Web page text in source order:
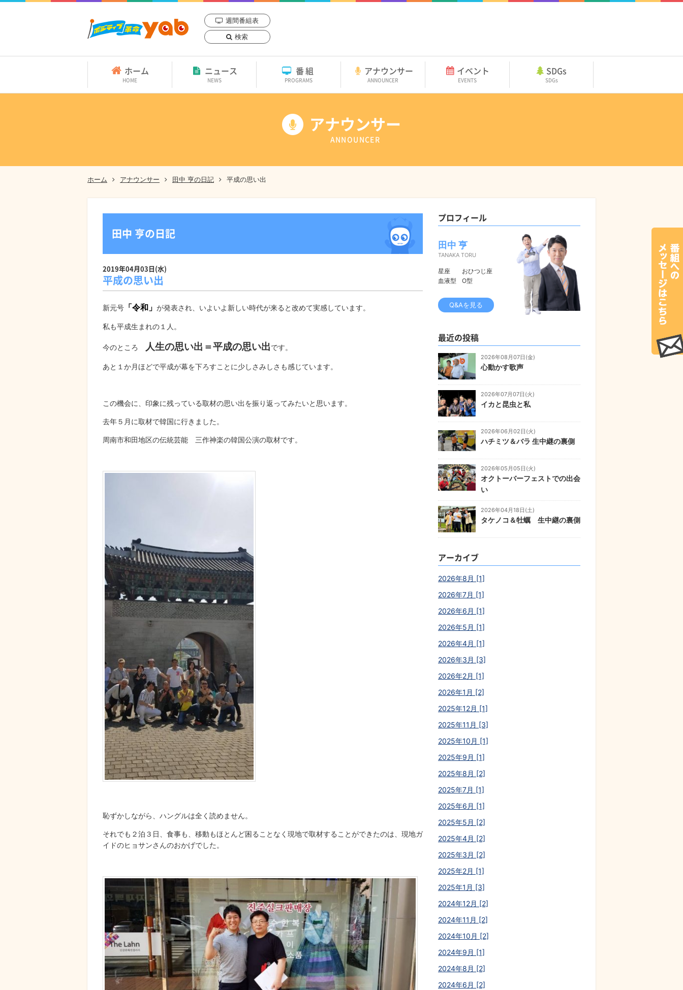
週間番組表
検索
ホーム
HOME
ニュース
NEWS
番組
PROGRAMS
アナウンサー
ANNOUNCER
イベント
EVENTS
SDGs
SDGs
アナウンサー
ANNOUNCER
ホーム アナウンサー 田中 亨の日記 平成の思い出
田中 亨の日記
2019年04月03日(水)
平成の思い出
新元号 「令和」 が発表され、いよいよ新しい時代が来ると改めて実感しています。
私も平成生まれの１人。
今のところ 人生の思い出＝平成の思い出です。
あと１か月ほどで平成が幕を下ろすことに少しさみしさも感じています。
この機会に、印象に残っている取材の思い出を振り返ってみたいと思います。
去年５月に取材で韓国に行きました。
周南市和田地区の伝統芸能 三作神楽の韓国公演の取材です。
恥ずかしながら、ハングルは全く読めません。
それでも２泊３日、食事も、移動もほとんど困ることなく現地で取材することができたのは、現地ガ
イドのヒョサンさんのおかげでした。
プロフィール
田中 亨
TANAKA TORU
星座
おひつじ座
血液型
O型
Q&Aを見る
最近の投稿
2026年08月07日(金)
心動かす歌声
2026年07月07日(火)
イカと昆虫と私
2026年06月02日(火)
ハチミツ＆バラ 生中継の裏側
2026年05月05日(火)
オクトーバーフェストでの出会
い
2026年04月18日(土)
タケノコ＆牡蠣 生中継の裏側
アーカイブ
2026年8月 [1]
2026年7月 [1]
2026年6月 [1]
2026年5月 [1]
2026年4月 [1]
2026年3月 [3]
2026年2月 [1]
2026年1月 [2]
2025年12月 [1]
2025年11月 [3]
2025年10月 [1]
2025年9月 [1]
2025年8月 [2]
2025年7月 [1]
2025年6月 [1]
2025年5月 [2]
2025年4月 [2]
2025年3月 [2]
2025年2月 [1]
2025年1月 [3]
2024年12月 [2]
2024年11月 [2]
2024年10月 [2]
2024年9月 [1]
2024年8月 [2]
2024年6月 [2]